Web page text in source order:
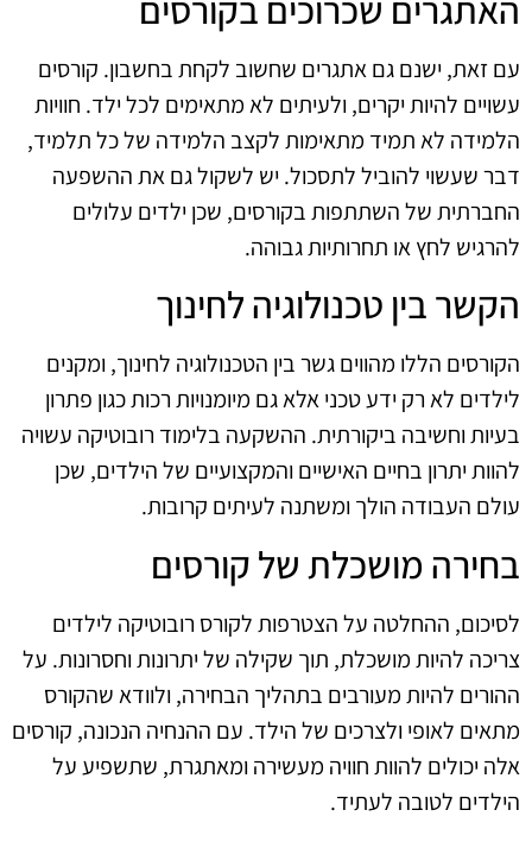
עם זאת, ישנם גם אתגרים שחשוב לקחת בחשבון. קורסים
עשויים להיות יקרים, ולעיתים לא מתאימים לכל ילד. חוויות
הלמידה לא תמיד מתאימות לקצב הלמידה של כל תלמיד,
דבר שעשוי להוביל לתסכול. יש לשקול גם את ההשפעה
החברתית של השתתפות בקורסים, שכן ילדים עלולים
להרגיש לחץ או תחרותיות גבוהה.
הקשר בין טכנולוגיה לחינוך
הקורסים הללו מהווים גשר בין הטכנולוגיה לחינוך, ומקנים
לילדים לא רק ידע טכני אלא גם מיומנויות רכות כגון פתרון
בעיות וחשיבה ביקורתית. ההשקעה בלימוד רובוטיקה עשויה
להוות יתרון בחיים האישיים והמקצועיים של הילדים, שכן
עולם העבודה הולך ומשתנה לעיתים קרובות.
בחירה מושכלת של קורסים
לסיכום, ההחלטה על הצטרפות לקורס רובוטיקה לילדים
צריכה להיות מושכלת, תוך שקילה של יתרונות וחסרונות. על
ההורים להיות מעורבים בתהליך הבחירה, ולוודא שהקורס
מתאים לאופי ולצרכים של הילד. עם ההנחיה הנכונה, קורסים
אלה יכולים להוות חוויה מעשירה ומאתגרת, שתשפיע על
הילדים לטובה לעתיד.